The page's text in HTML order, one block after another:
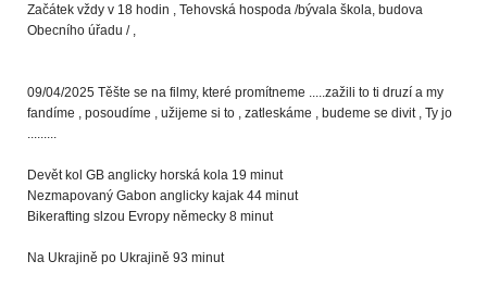
Začátek vždy v 18 hodin , Tehovská hospoda /bývala škola, budova
Obecního úřadu / ,
09/04/2025 Těšte se na filmy, které promítneme .....zažili to ti druzí a my
fandíme , posoudíme , užijeme si to , zatleskáme , budeme se divit , Ty jo
.........
Devět kol GB anglicky horská kola 19 minut
Nezmapovaný Gabon anglicky kajak 44 minut
Bikerafting slzou Evropy německy 8 minut
Na Ukrajině po Ukrajině 93 minut